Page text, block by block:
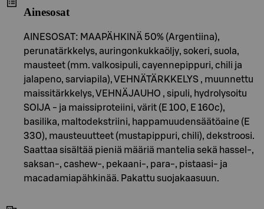
Ainesosat
AINESOSAT: MAAPÄHKINÄ 50% (Argentiina),
perunatärkkelys, auringonkukkaöljy, sokeri, suola,
mausteet (mm. valkosipuli, cayennepippuri, chili ja
jalapeno, sarviapila), VEHNÄTÄRKKELYS , muunnettu
maissitärkkelys, VEHNÄJAUHO , sipuli, hydrolysoitu
SOIJA - ja maissiproteiini, värit (E 100, E 160c),
basilika, maltodekstriini, happamuudensäätöaine (E
330), mausteuutteet (mustapippuri, chili), dekstroosi.
Saattaa sisältää pieniä määriä mantelia sekä hassel-,
saksan-, cashew-, pekaani-, para-, pistaasi- ja
macadamiapähkinää. Pakattu suojakaasuun.